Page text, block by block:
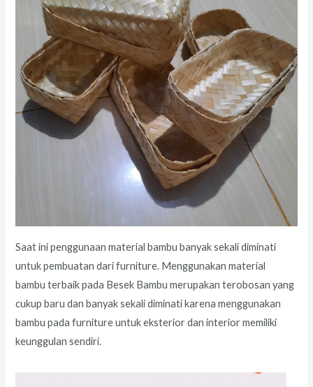
Saat ini penggunaan material bambu banyak sekali diminati
untuk pembuatan dari furniture. Menggunakan material
bambu terbaik pada Besek Bambu merupakan terobosan yang
cukup baru dan banyak sekali diminati karena menggunakan
bambu pada furniture untuk eksterior dan interior memiliki
keunggulan sendiri.